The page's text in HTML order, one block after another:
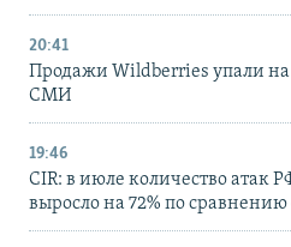
20:41
Продажи Wildberries упали на
СМИ
19:46
CIR: в июле количество атак
выросло на 72% по